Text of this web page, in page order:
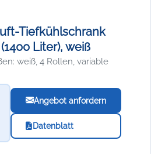
Tiefkühlschrank
Liter), weiß
weiß, 4 Rollen, variable
Angebot anfordern
Datenblatt